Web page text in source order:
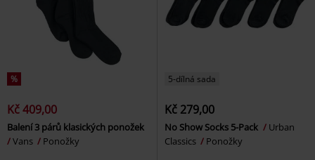
%
Kč 409,00
Balení 3 párů klasických ponožek
Vans
Ponožky
5-dílná sada
Kč 279,00
No Show Socks 5-Pack
Urban
Classics
Ponožky